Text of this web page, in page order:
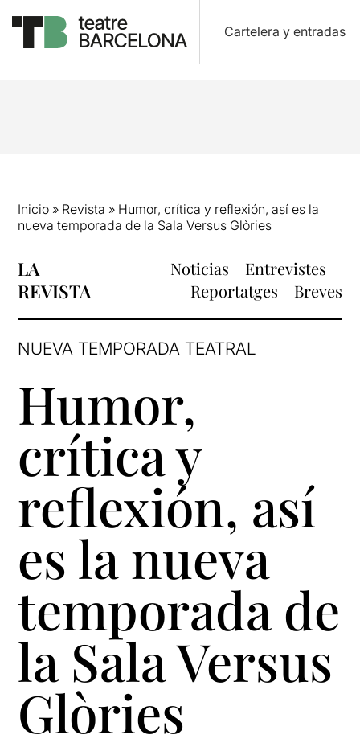
Cartelera y entradas
Inicio » Revista » Humor, crítica y reflexión, así es la
nueva temporada de la Sala Versus Glòries
LA
REVISTA
Noticias
Entrevistes
Reportatges
Breves
NUEVA TEMPORADA TEATRAL
Humor,
crítica y
reflexión, así
es la nueva
temporada de
la Sala Versus
Glòries